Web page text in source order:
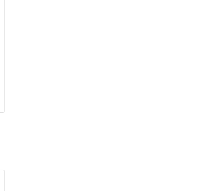
საჭრელ მანქანას შეუძლია
ეფექტურობის 30%-ზე მეტს.
რომელიც გავლენას არ
მანქანას შეუძლია თვითნებური